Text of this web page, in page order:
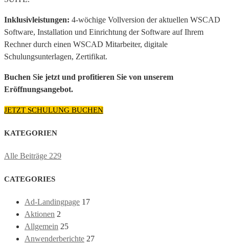
Inklusivleistungen: 4-wöchige Vollversion der aktuellen WSCAD
Software, Installation und Einrichtung der Software auf Ihrem
Rechner durch einen WSCAD Mitarbeiter, digitale
Schulungsunterlagen, Zertifikat.
Buchen Sie jetzt und profitieren Sie von unserem
Eröffnungsangebot.
JETZT SCHULUNG BUCHEN
KATEGORIEN
Alle Beiträge 229
CATEGORIES
Ad-Landingpage 17
Aktionen 2
Allgemein 25
Anwenderberichte 27